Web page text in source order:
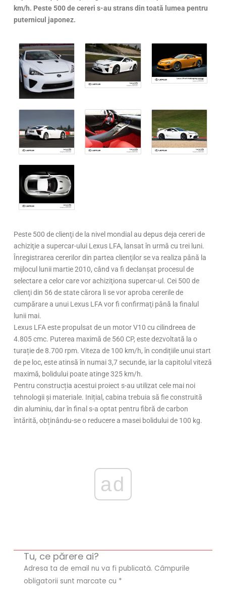
km/h. Peste 500 de cereri s-au strans din toată lumea pentru
puternicul japonez.
Peste 500 de clienţi de la nivel mondial au depus deja cereri de
achiziţie a supercar-ului Lexus LFA, lansat în urmă cu trei luni.
Înregistrarea cererilor din partea clienţilor se va realiza până la
mijlocul lunii martie 2010, când va fi declanşat procesul de
selectare a celor care vor achiziţiona supercar-ul. Cei 500 de
clienţi din 56 de state cărora li se vor aproba cererile de
cumpărare a unui Lexus LFA vor fi confirmaţi până la finalul
lunii mai.
Lexus LFA este propulsat de un motor V10 cu cilindreea de
4.805 cmc. Puterea maximă de 560 CP, este dezvoltată la o
turație de 8.700 rpm. Viteza de 100 km/h, în condițiile unui start
de pe loc, este atinsă în numai 3,7 secunde, iar la capitolul viteză
maximă, bolidului poate atinge 325 km/h.
Pentru construcția acestui proiect s-au utilizat cele mai noi
tehnologii și materiale. Inițial, cabina trebuia să fie construită
din aluminiu, dar în final s-a optat pentru fibră de carbon
întărită, obținându-se o reducere a masei bolidului de 100 kg.
ad
Tu, ce părere ai?
Adresa ta de email nu va fi publicată. Câmpurile
obligatorii sunt marcate cu *